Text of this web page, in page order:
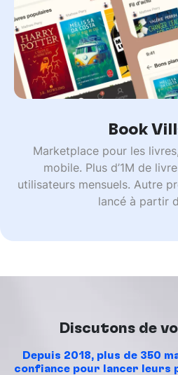
Book
Marketplace pour les
mobile. Plus d’1M de
utilisateurs mensuels. Autre
lancé à partir
Discutons de
Depuis 2018, plus de 350
confiance pour lancer leurs